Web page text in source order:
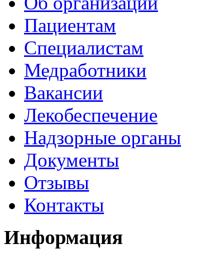
Пациентам
Специалистам
Медработники
Вакансии
Лекобеспечение
Надзорные органы
Документы
Отзывы
Контакты
Информация